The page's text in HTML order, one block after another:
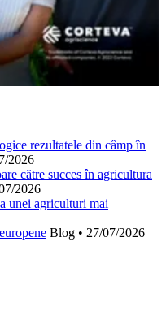
rezultatele din câmp în
2026
către succes în agricultura
2026
unei agriculturi mai
Blog • 27/07/2026